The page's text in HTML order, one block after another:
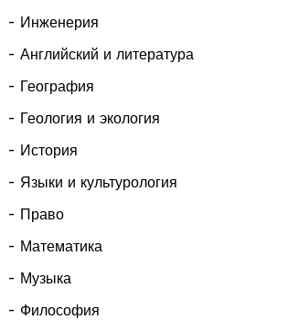
- Инженерия
- Английский и литература
- География
- Геология и экология
- История
- Языки и культурология
- Право
- Математика
- Музыка
- Философия